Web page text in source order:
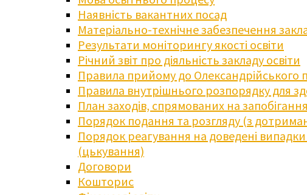
Наявність вакантних посад
Матеріально-технічне забезпечення
Результати моніторингу якості освіти
Річний звіт про діяльність закладу освіти
Правила прийому до Олександрійського
Правила внутрішнього розпорядку для
План заходів, спрямованих на
Порядок подання та розгляду (з
Порядок реагування на доведені випадки
(цькування)
Договори
Кошторис